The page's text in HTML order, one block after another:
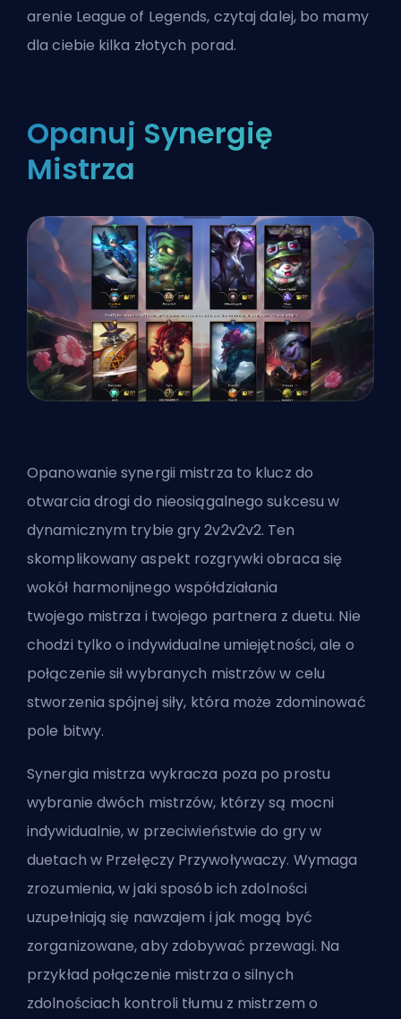
arenie League of Legends, czytaj dalej, bo mamy
dla ciebie kilka złotych porad.
Opanuj Synergię
Mistrza
Opanowanie synergii mistrza to klucz do
otwarcia drogi do nieosiągalnego sukcesu w
dynamicznym trybie gry 2v2v2v2. Ten
skomplikowany aspekt rozgrywki obraca się
wokół harmonijnego współdziałania
twojego mistrza i twojego partnera z duetu. Nie
chodzi tylko o indywidualne umiejętności, ale o
połączenie sił wybranych mistrzów w celu
stworzenia spójnej siły, która może zdominować
pole bitwy.
Synergia mistrza wykracza poza po prostu
wybranie dwóch mistrzów, którzy są mocni
indywidualnie, w przeciwieństwie do gry w
duetach w Przełęczy Przywoływaczy. Wymaga
zrozumienia, w jaki sposób ich zdolności
uzupełniają się nawzajem i jak mogą być
zorganizowane, aby zdobywać przewagi. Na
przykład połączenie mistrza o silnych
zdolnościach kontroli tłumu z mistrzem o